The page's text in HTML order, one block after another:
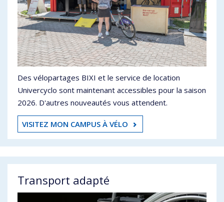
Des vélopartages BIXI et le service de location
Univercyclo sont maintenant accessibles pour la saison
2026. D'autres nouveautés vous attendent.
VISITEZ MON CAMPUS À VÉLO
Transport adapté